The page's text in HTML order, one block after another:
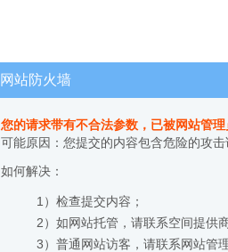
网站防火墙
您的请求带有不合法参数，已被网站管
可能原因：您提交的内容包含危险的攻击
如何解决：
1）检查提交内容；
2）如网站托管，请联系空间提供
3）普通网站访客，请联系网站管